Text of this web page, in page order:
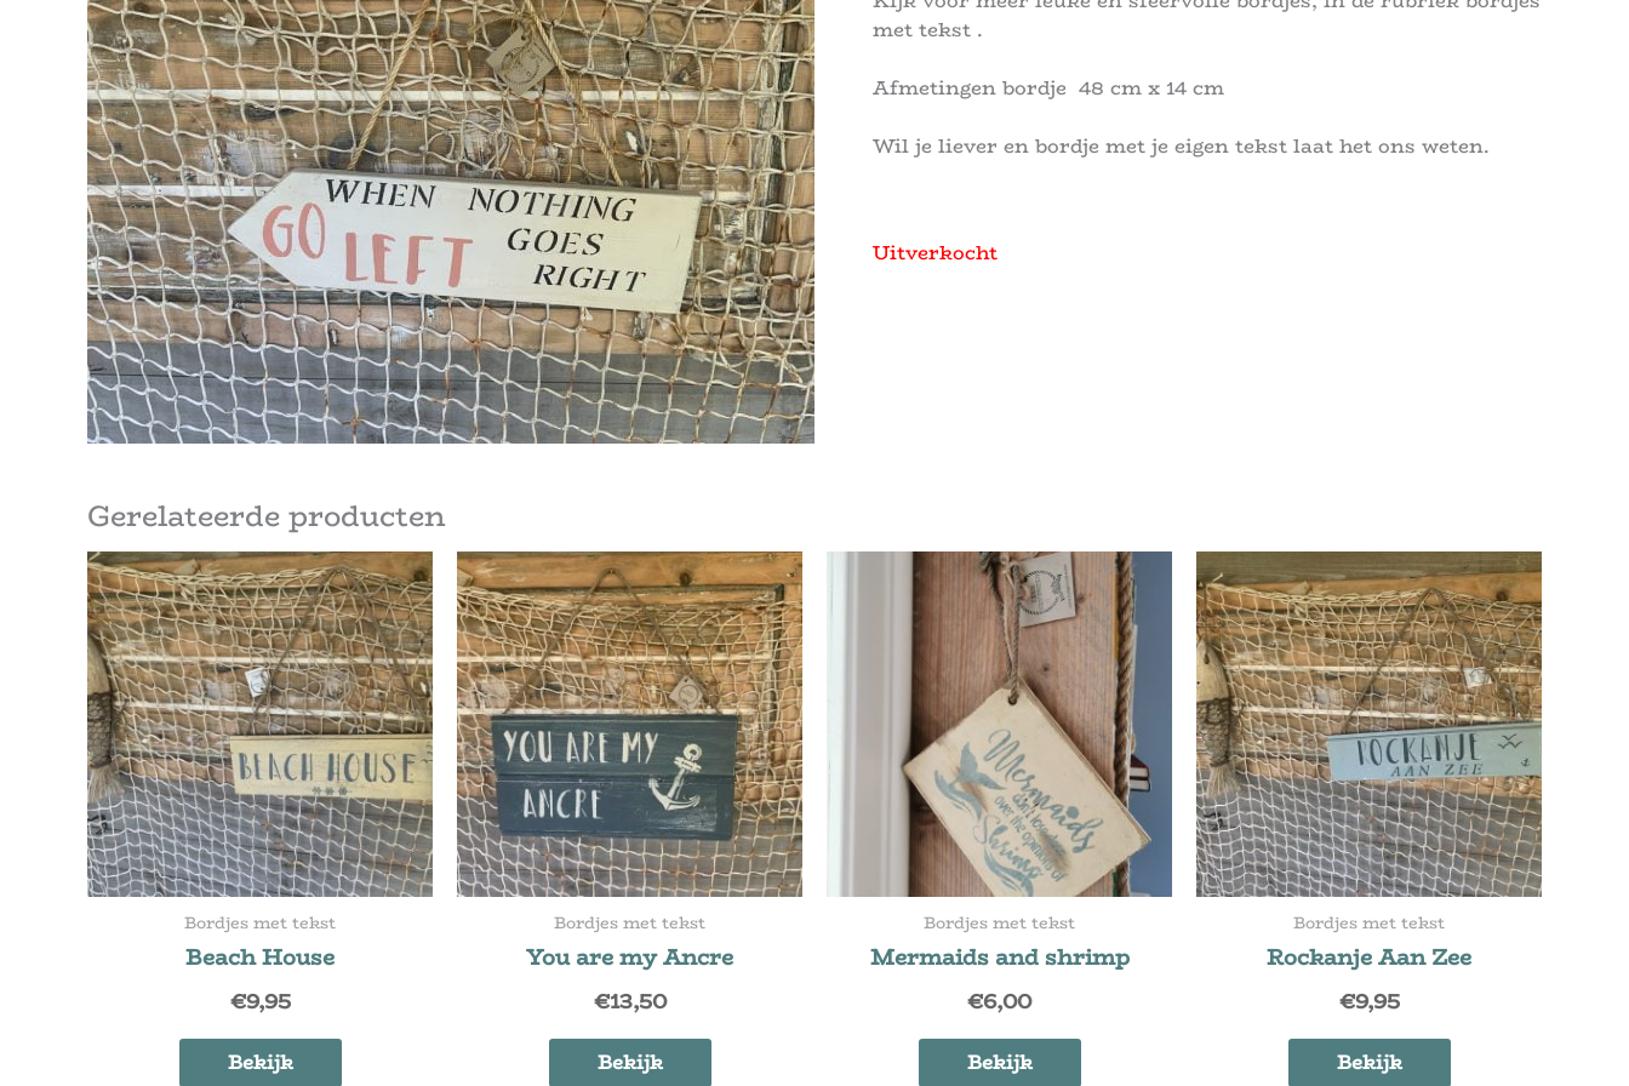
met tekst .
Afmetingen bordje 48 cm x 14 cm
Wil je liever en bordje met je eigen tekst laat het ons weten.
Uitverkocht
Gerelateerde producten
Bordjes met tekst
Beach House
€9,95
Bekijk
Bordjes met tekst
You are my Ancre
€13,50
Bekijk
Bordjes met tekst
Mermaids and shrimp
€6,00
Bekijk
Bordjes met tekst
Rockanje Aan Zee
€9,95
Bekijk